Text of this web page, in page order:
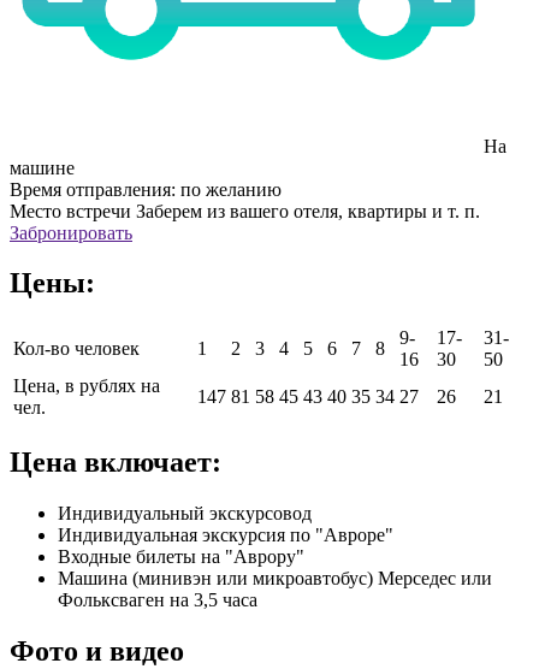
На
машине
Время отправления: по желанию
Место встречи Заберем из вашего отеля, квартиры и т. п.
Забронировать
Цены:
Кол-во человек 1 2 3 4 5 6 7 8
9-
16
17-
30
31-
50
Цена, в рублях на
чел.
147 81 58 45 43 40 35 34 27 26 21
Цена включает:
Индивидуальный экскурсовод
Индивидуальная экскурсия по "Авроре"
Входные билеты на "Аврору"
Машина (минивэн или микроавтобус) Мерседес или
Фольксваген на 3,5 часа
Фото и видео